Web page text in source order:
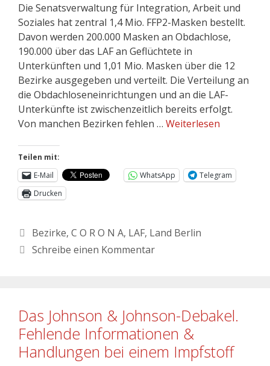
Die Senatsverwaltung für Integration, Arbeit und
Soziales hat zentral 1,4 Mio. FFP2-Masken bestellt.
Davon werden 200.000 Masken an Obdachlose,
190.000 über das LAF an Geflüchtete in
Unterkünften und 1,01 Mio. Masken über die 12
Bezirke ausgegeben und verteilt. Die Verteilung an
die Obdachloseneinrichtungen und an die LAF-
Unterkünfte ist zwischenzeitlich bereits erfolgt.
Von manchen Bezirken fehlen … Weiterlesen
Teilen mit:
E-Mail
WhatsApp
Telegram
Drucken
Bezirke, C O R O N A, LAF, Land Berlin
Schreibe einen Kommentar
Das Johnson & Johnson-Debakel.
Fehlende Informationen &
Handlungen bei einem Impfstoff